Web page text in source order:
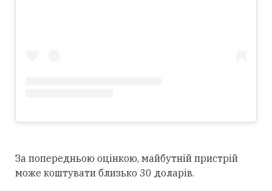
За попередньою оцінкою, майбутній пристрій
може коштувати близько 30 доларів.